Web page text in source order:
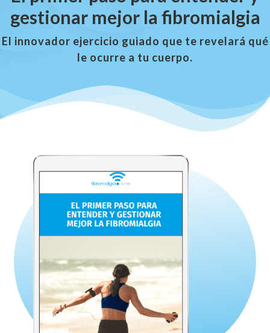
gestionar mejor la fibromialgia
El innovador ejercicio guiado que te revelará qué
le ocurre a tu cuerpo.